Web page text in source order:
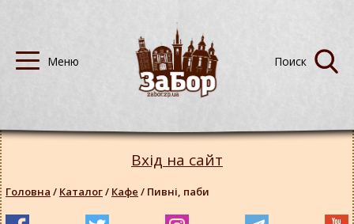
Вхід на сайт
Головна / Каталог/ Кафе / Пивні, паби